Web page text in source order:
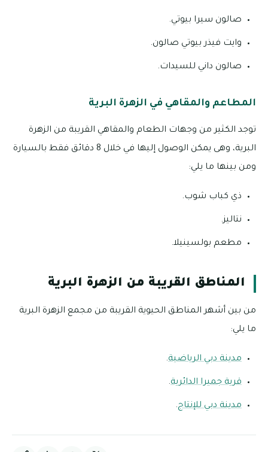
صالون سيرا بيوتي.
وايت فيذر بيوتي صالون.
صالون داني للسيدات.
المطاعم والمقاهي في الزهرة البرية
توجد الكثير من وجهات الطعام والمقاهي القريبة من الزهرة
البرية، وهى يمكن الوصول إليها في خلال 8 دقائق فقط بالسيارة
ومن بينها ما يلي:
ذي كباب شوب.
نتاليز.
مطعم بولسينيلا.
المناطق القريبة من الزهرة البرية
من بين أشهر المناطق الحيوية القريبة من مجمع الزهرة البرية
ما يلي:
مدينة دبي الرياضية.
قرية جميرا الدائرية.
مدينة دبي للإنتاج.